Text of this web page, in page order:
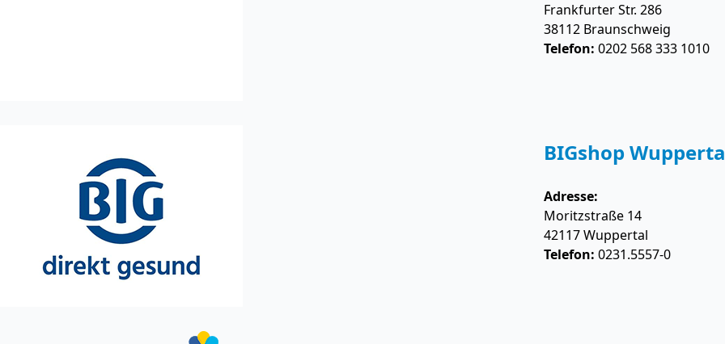
Frankfurter Str. 286
38112 Braunschweig
Telefon: 0202 568 333 1010
BIGshop
Adresse:
Moritzstraße 14
42117Wuppertal
Telefon: 0231.5557-0